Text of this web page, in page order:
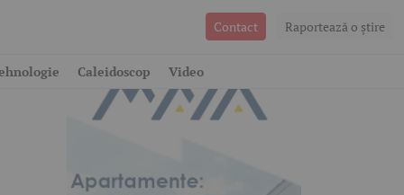
Contact Raportează o ştire
Caleidoscop Video